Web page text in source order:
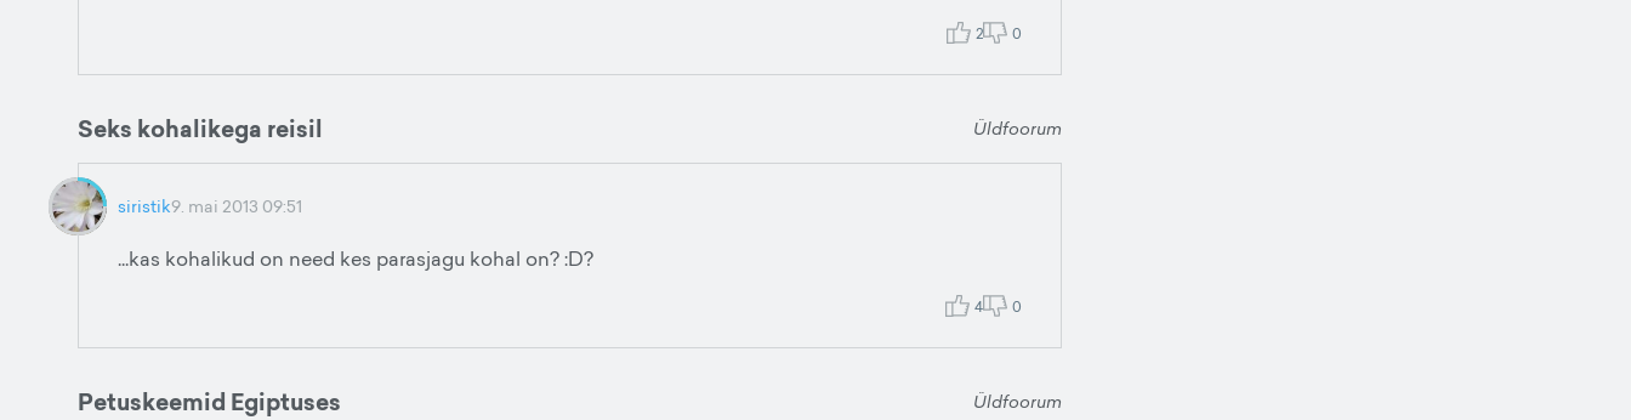
2 0
Seks kohalikega reisil Üldfoorum
siristik9. mai 2013 09:51
...kas kohalikud on need kes parasjagu kohal on? :D?
4 0
Petuskeemid Egiptuses Üldfoorum